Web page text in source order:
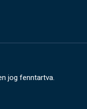
jog fenntartva.